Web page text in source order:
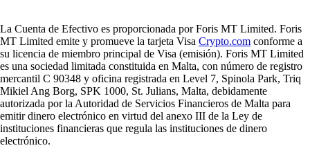
La Cuenta de Efectivo es proporcionada por Foris MT Limited. Foris
MT Limited emite y promueve la tarjeta Visa Crypto.com conforme a
su licencia de miembro principal de Visa (emisión). Foris MT Limited
es una sociedad limitada constituida en Malta, con número de registro
mercantil C 90348 y oficina registrada en Level 7, Spinola Park, Triq
Mikiel Ang Borg, SPK 1000, St. Julians, Malta, debidamente
autorizada por la Autoridad de Servicios Financieros de Malta para
emitir dinero electrónico en virtud del anexo III de la Ley de
instituciones financieras que regula las instituciones de dinero
electrónico.